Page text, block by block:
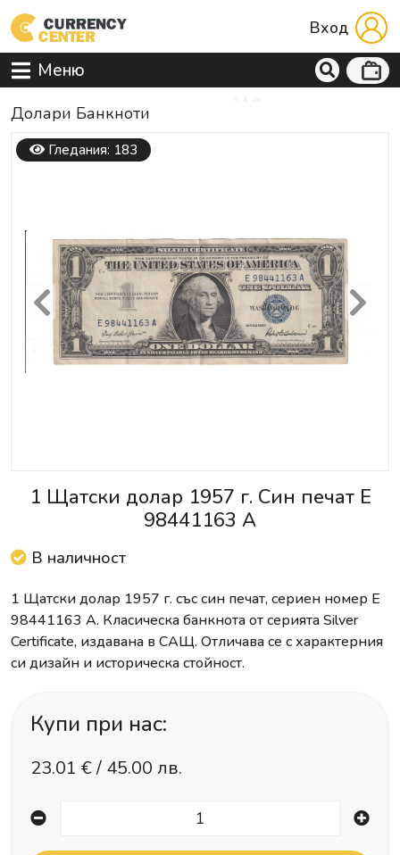
Вход
Меню
Долари Банкноти
Гледания: 183
Previous Next
1 Щатски долар 1957 г. Син печат E
98441163 A
В наличност
1 Щатски долар 1957 г. със син печат, сериен номер E
98441163 A. Класическа банкнота от серията Silver
Certificate, издавана в САЩ. Отличава се с характерния
си дизайн и историческа стойност.
Купи при нас:
23.01 € / 45.00 лв.